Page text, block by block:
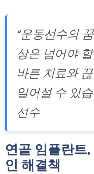
“운동선수의
상은 넘어야
바른 치료와
일어설 수 있
선수
연골 임플란트
인 해결책